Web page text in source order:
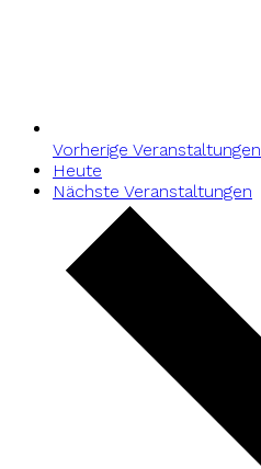
Vorherige Veranstaltungen
Heute
Nächste Veranstaltungen